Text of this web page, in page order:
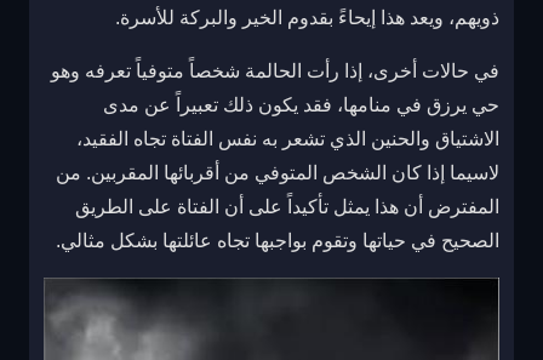
ذويهم، ويعد هذا إيحاءً بقدوم الخير والبركة للأسرة.
في حالات أخرى، إذا رأت الحالمة شخصاً متوفياً تعرفه وهو
حي يرزق في منامها، فقد يكون ذلك تعبيراً عن مدى
الاشتياق والحنين الذي تشعر به نفس الفتاة تجاه الفقيد،
لاسيما إذا كان الشخص المتوفي من أقربائها المقربين. من
المفترض أن هذا يمثل تأكيداً على أن الفتاة على الطريق
الصحيح في حياتها وتقوم بواجبها تجاه عائلتها بشكل مثالي.